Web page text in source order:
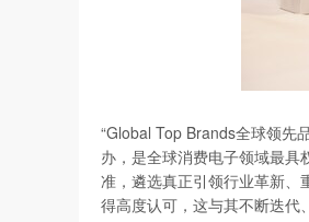
“Global Top Brands全球领先
办，是全球消费电子领域最
准，遴选真正引领行业革新、
得高度认可，这与其不断迭代